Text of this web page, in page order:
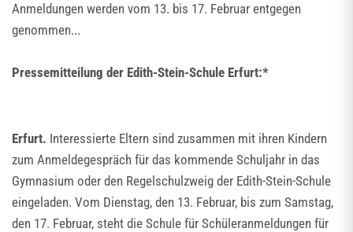
Anmeldungen werden vom 13. bis 17. Februar entgegen
genommen...
Pressemitteilung der Edith-Stein-Schule Erfurt:*
Erfurt. Interessierte Eltern sind zusammen mit ihren Kindern
zum Anmeldegespräch für das kommende Schuljahr in das
Gymnasium oder den Regelschulzweig der Edith-Stein-Schule
eingeladen. Vom Dienstag, den 13. Februar, bis zum Samstag,
den 17. Februar, steht die Schule für Schüleranmeldungen für